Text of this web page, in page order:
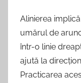
Alinierea
umărul de
într-o linie
ajută la
Practicarea